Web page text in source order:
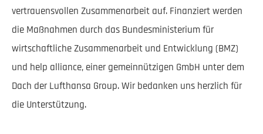
vertrauensvollen Zusammenarbeit auf. Finanziert werden
die Maßnahmen durch das Bundesministerium für
wirtschaftliche Zusammenarbeit und Entwicklung (BMZ)
und help alliance, einer gemeinnützigen GmbH unter dem
Dach der Lufthansa Group. Wir bedanken uns herzlich für
die Unterstützung.